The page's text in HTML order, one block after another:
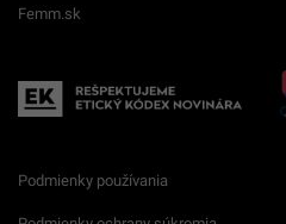
Femm.sk
Podmienky používania